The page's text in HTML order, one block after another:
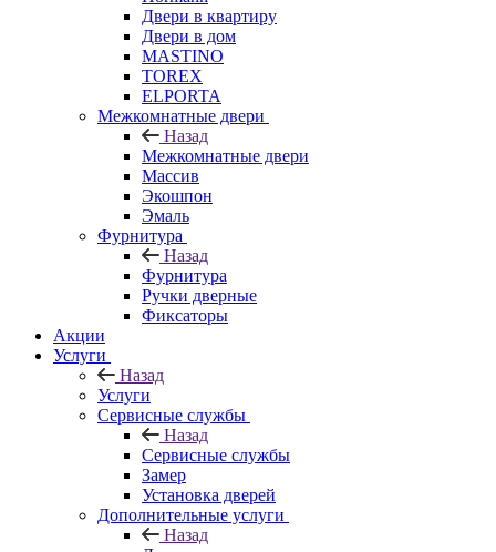
Двери в квартиру
Двери в дом
MASTINO
TOREX
ELPORTA
Межкомнатные двери
Назад
Межкомнатные двери
Массив
Экошпон
Эмаль
Фурнитура
Назад
Фурнитура
Ручки дверные
Фиксаторы
Акции
Услуги
Назад
Услуги
Сервисные службы
Назад
Сервисные службы
Замер
Установка дверей
Дополнительные услуги
Назад